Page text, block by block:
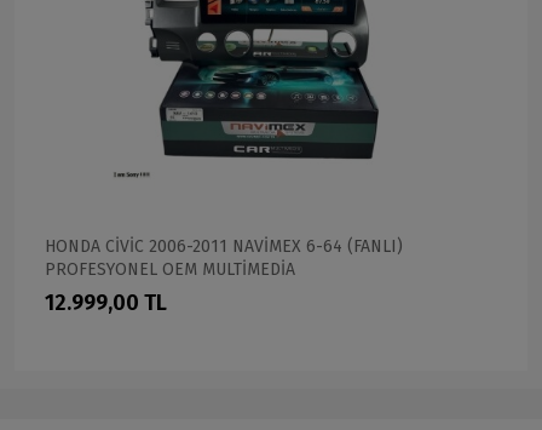
HONDA CİVİC 2006-2011 NAVİMEX 6-64 (FANLI)
PROFESYONEL OEM MULTİMEDİA
12.999,00 TL